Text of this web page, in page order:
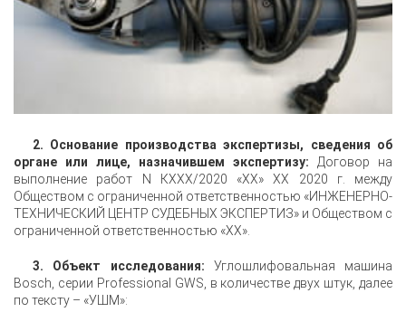
2. Основание производства экспертизы, сведения об
органе или лице, назначившем экспертизу: Договор на
выполнение работ N КXXX/2020 «XX» XX 2020 г. между
Обществом с ограниченной ответственностью «ИНЖЕНЕРНО-
ТЕХНИЧЕСКИЙ ЦЕНТР СУДЕБНЫХ ЭКСПЕРТИЗ» и Обществом с
ограниченной ответственностью «XX».
3. Объект исследования: Углошлифовальная машина
Bosch, серии Professional GWS, в количестве двух штук, далее
по тексту – «УШМ»: